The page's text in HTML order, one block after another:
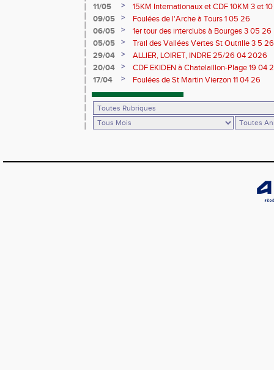
11/05
>
15KM Internationaux et CDF 10KM 3 et
09/05
>
Foulées de l'Arche à Tours 1 05 26
06/05
>
1er tour des interclubs à Bourges 3 05 26
05/05
>
Trail des Vallées Vertes St Outrille 3 5 26
29/04
>
ALLIER, LOIRET, INDRE 25/26 04 2026
20/04
>
CDF EKIDEN à Chatelaillon-Plage 19 04
17/04
> Foulées de St Martin Vierzon 11 04 26